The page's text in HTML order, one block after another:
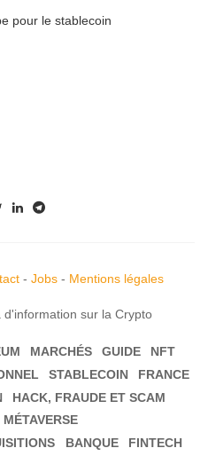
pour le stablecoin
- Jobs- Mentions légales
sur la Crypto
MARCHÉS GUIDE
NFT
STABLECOIN
FRANCE
HACK, FRAUDE ET SCAM
MÉTAVERSE
BANQUE FINTECH